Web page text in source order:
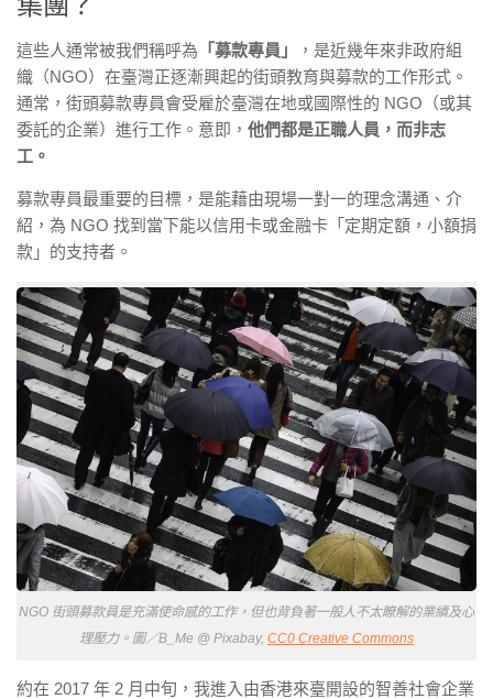
這些人通常被我們稱呼為 「募款專員」
，是近幾年來非政府組
織（NGO）在臺灣正逐漸興起的街頭教育與募款的工作形式。
通常，街頭募款專員會受雇於臺灣在地或國際性的 NGO（或其
委託的企業）進行工作。意即， 他們都是正職人員，而非志
工。
募款專員最重要的目標，是能藉由現場一對一的理念溝通、介
紹，為 NGO 找到當下能以信用卡或金融卡「定期定額，小額捐
款」的支持者。
NGO 街頭募款員是充滿使命感的工作，但也背負著一般人不太瞭解的業績及心
理壓力。圖／B_Me @ Pixabay, CC0 Creative Commons
約在 2017 年 2 月中旬，我進入由香港來臺開設的智善社會企業